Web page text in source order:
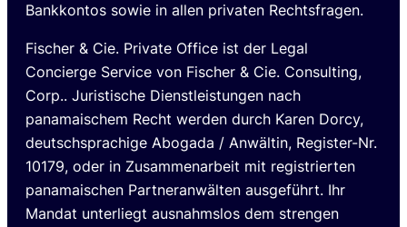
Bankkontos sowie in allen privaten Rechtsfragen.
Fischer & Cie. Private Office ist der Legal
Concierge Service von Fischer & Cie. Consulting,
Corp.. Juristische Dienstleistungen nach
panamaischem Recht werden durch Karen Dorcy,
deutschsprachige Abogada / Anwältin, Register-Nr.
10179, oder in Zusammenarbeit mit registrierten
panamaischen Partneranwälten ausgeführt. Ihr
Mandat unterliegt ausnahmslos dem strengen